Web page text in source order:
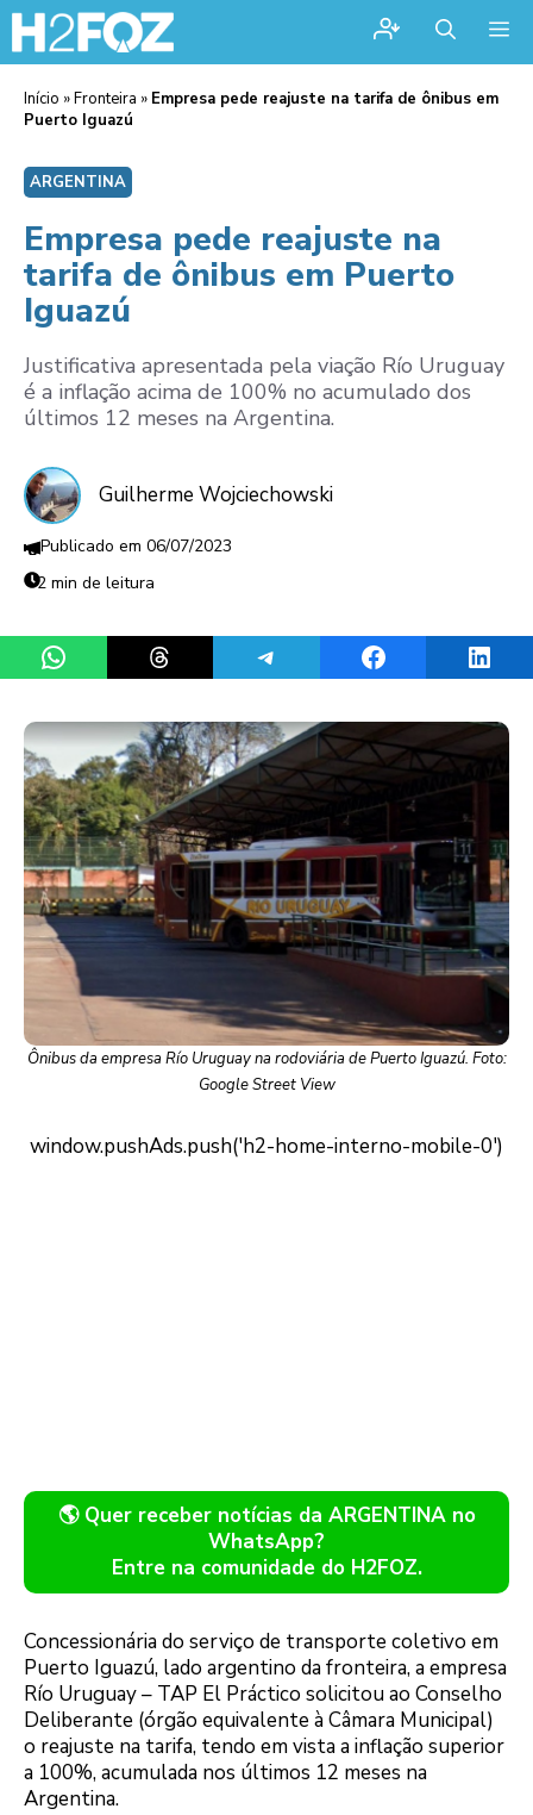
Início »Fronteira » Empresa pede reajuste na tarifa de ônibus em
Puerto Iguazú
ARGENTINA
Empresa pede reajuste na
tarifa de ônibus em Puerto
Iguazú
Justificativa apresentada pela viação Río Uruguay
é a inflação acima de 100% no acumulado dos
últimos 12 meses na Argentina.
Guilherme Wojciechowski
06/07/2023
2 min de leitura
Share on WhatsAppShare on ThreadsShare on TelegramShare on Facebook
Ônibus da empresa Río Uruguay na rodoviária de Puerto Iguazú. Foto:
Google Street View
🌎 Quer receber notícias da ARGENTINA no
WhatsApp?
Entre na comunidade do H2FOZ.
Concessionária do serviço de transporte coletivo em
Puerto Iguazú, lado argentino da fronteira, a empresa
Río Uruguay – TAP El Práctico solicitou ao Conselho
Deliberante (órgão equivalente à Câmara Municipal)
o reajuste na tarifa, tendo em vista a inflação superior
a 100%, acumulada nos últimos 12 meses na
Argentina.